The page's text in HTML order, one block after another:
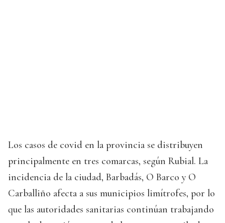
Los casos de covid en la provincia se distribuyen
principalmente en tres comarcas, según Rubial. La
incidencia de la ciudad, Barbadás, O Barco y O
Carballiño afecta a sus municipios limítrofes, por lo
que las autoridades sanitarias continúan trabajando